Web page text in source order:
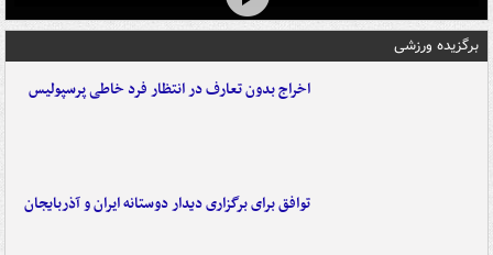
برگزیده ورزشی
اخراج بدون تعارف در انتظار فرد خاطی پرسپولیس
توافق برای برگزاری دیدار دوستانه ایران و آذربایجان